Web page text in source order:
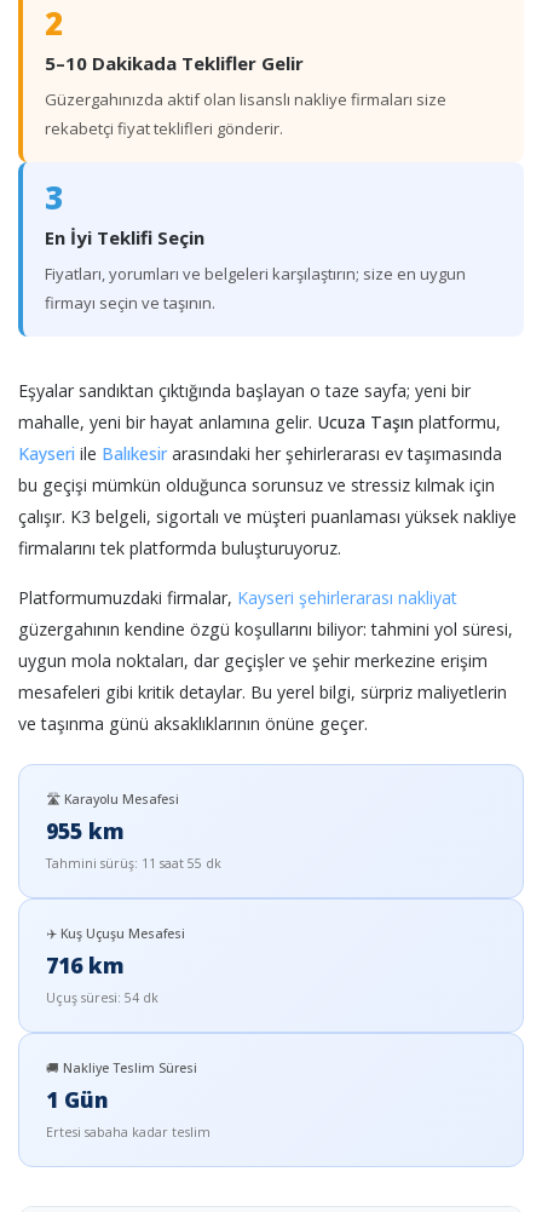
2
5–10 Dakikada Teklifler Gelir
Güzergahınızda aktif olan lisanslı nakliye firmaları size
rekabetçi fiyat teklifleri gönderir.
3
En İyi Teklifi Seçin
Fiyatları, yorumları ve belgeleri karşılaştırın; size en uygun
firmayı seçin ve taşının.
Eşyalar sandıktan çıktığında başlayan o taze sayfa; yeni bir
mahalle, yeni bir hayat anlamına gelir. Ucuza Taşın platformu,
Kayseri ile Balıkesirarasındaki her şehirlerarası ev taşımasında
bu geçişi mümkün olduğunca sorunsuz ve stressiz kılmak için
çalışır. K3 belgeli, sigortalı ve müşteri puanlaması yüksek nakliye
firmalarını tek platformda buluşturuyoruz.
Platformumuzdaki firmalar, Kayseri şehirlerarası nakliyat
güzergahının kendine özgü koşullarını biliyor: tahmini yol süresi,
uygun mola noktaları, dar geçişler ve şehir merkezine erişim
mesafeleri gibi kritik detaylar. Bu yerel bilgi, sürpriz maliyetlerin
ve taşınma günü aksaklıklarının önüne geçer.
🛣️ Karayolu Mesafesi
955 km
Tahmini sürüş: 11 saat 55 dk
✈️ Kuş Uçuşu Mesafesi
716 km
Uçuş süresi: 54 dk
🚚 Nakliye Teslim Süresi
1 Gün
Ertesi sabaha kadar teslim